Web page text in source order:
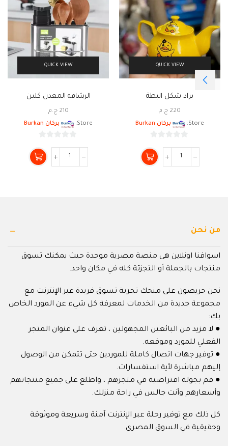
QUICK VIEW
براد شكل البطة
220 ج.م
Store:
بركان Burkan
من
5
QUICK VIEW
الرشاقه المعدن كلين
210 ج.م
Store:
بركان Burkan
من
5
من نحن
اسواقنا اونلاين هى منصة مصرية موحدة حيث يمكنك تسوق
منتجات بالجملة أو التجزئة كله في مكان واحد.
نحن حريصون على منحك تجربة تسوق فريدة عبر الإنترنت مع
مجموعة جديدة من الخدمات لمعرفة كل شيء عن المورد الخاص
بك:
● لا مزيد من البائعين المجهولين ، تعرف على عنوان المتجر
الفعلي للمورد وموقعه.
● توفير جهات اتصال كاملة للموردين حتى تتمكن من الوصول
إليهم مباشرة لأية استفسارات.
● قم بجولة افتراضية في متجرهم ، واطلع على جميع منتجاتهم
وأسعارهم وأنت جالس في راحة منزلك.
كل ذلك مع توفير رحلة عبر الإنترنت آمنة وسريعة وموثوقة
وحقيقية في السوق المصري.